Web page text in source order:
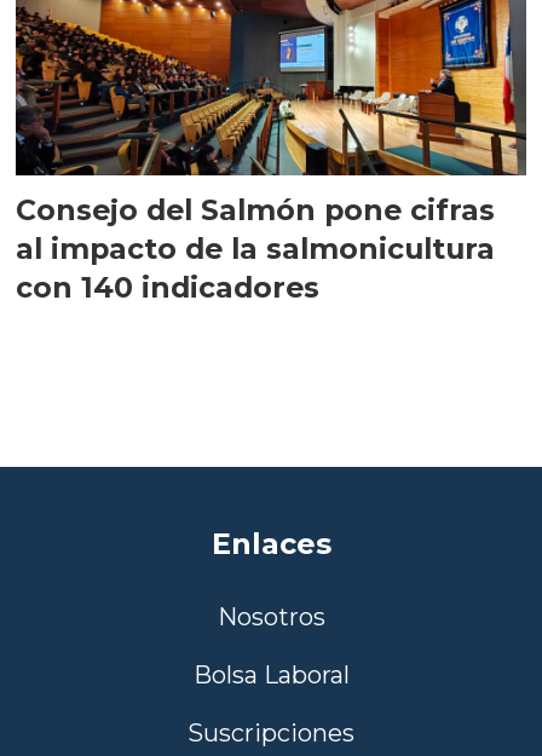
Consejo del Salmón pone cifras
al impacto de la salmonicultura
con 140 indicadores
Enlaces
Nosotros
Bolsa Laboral
Suscripciones